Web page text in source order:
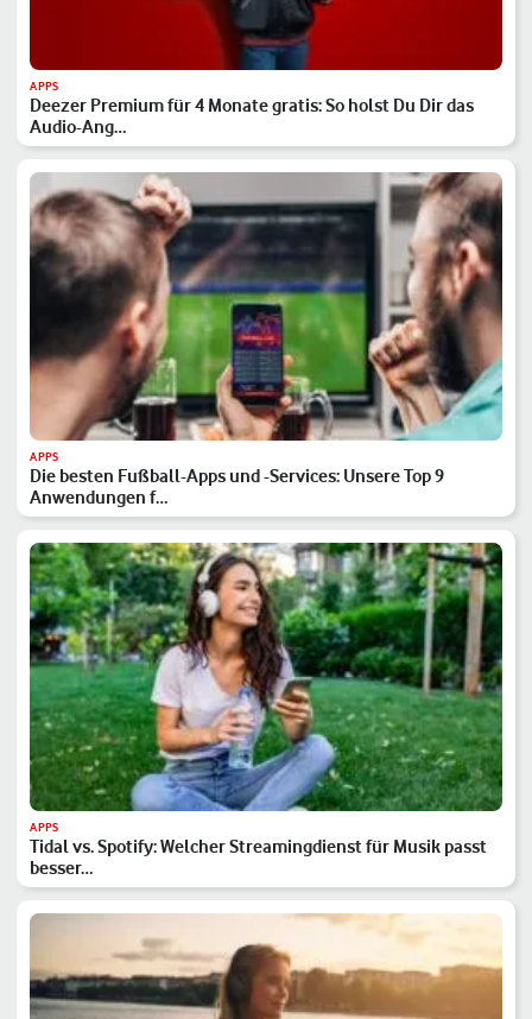
APPS
Deezer Premium für 4 Monate gratis: So holst Du Dir das
Audio-Ang…
APPS
Die besten Fußball-Apps und -Services: Unsere Top 9
Anwendungen f…
APPS
Tidal vs. Spotify: Welcher Streamingdienst für Musik passt
besser…